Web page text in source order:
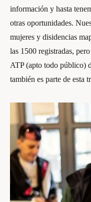
información y hasta
otras oportunidades.
mujeres y disidencias
las 1500 registradas,
ATP (apto todo público)
también es parte de esta